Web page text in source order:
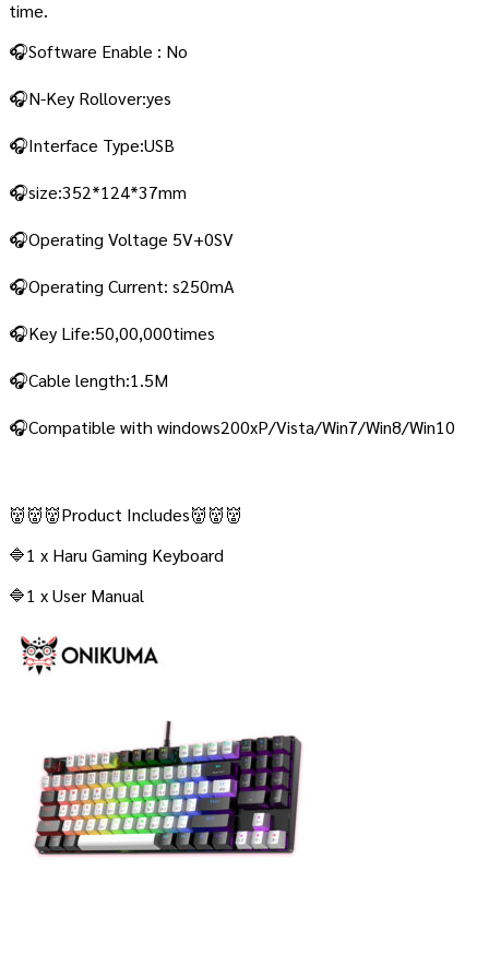
time.
🎧Software Enable : No
🎧N-Key Rollover:yes
🎧Interface Type:USB
🎧size:352*124*37mm
🎧Operating Voltage 5V+0SV
🎧Operating Current: s250mA
🎧Key Life:50,00,000times
🎧Cable length:1.5M
🎧Compatible with windows200xP/Vista/Win7/Win8/Win10
👹👹👹Product Includes👹👹👹
🔷1 x Haru Gaming Keyboard
🔷1 x User Manual